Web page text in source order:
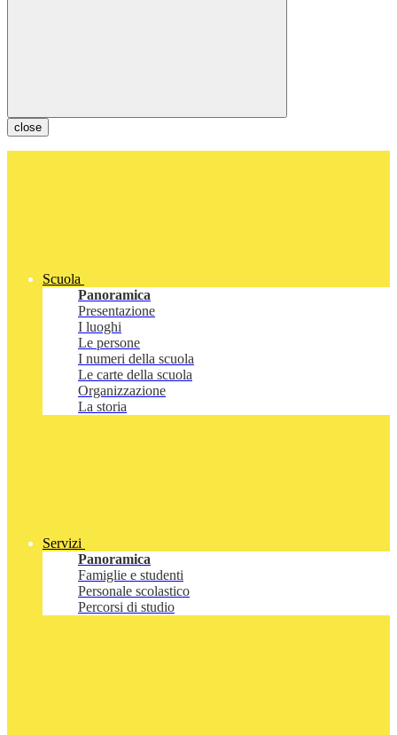
close
Scuola
Panoramica
Presentazione
I luoghi
Le persone
I numeri della scuola
Le carte della scuola
Organizzazione
La storia
Servizi
Panoramica
Famiglie e studenti
Personale scolastico
Percorsi di studio